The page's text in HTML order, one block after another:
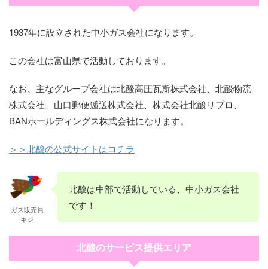
1937年に設立された中小ガス会社になります。
この会社は富山県で活動しております。
なお、主なグループ会社は北酸高圧瓦斯株式会社、北酸物流
株式会社、山口郵便逓送株式会社、株式会社北酸リプロ、
BANホールディングス株式会社になります。
＞＞北酸の公式サイトはコチラ
ガス販売員
キジ
北酸は中部で活動している、中小ガス会社
です！
北酸のサービス提供エリア